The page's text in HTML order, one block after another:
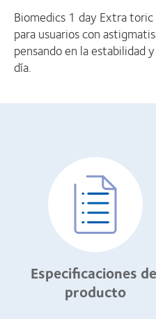
Biomedics 1 day Extra
para usuarios con
pensando en la estabilidad
día.
Especificaciones
producto